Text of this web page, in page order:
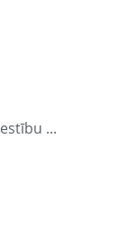
...